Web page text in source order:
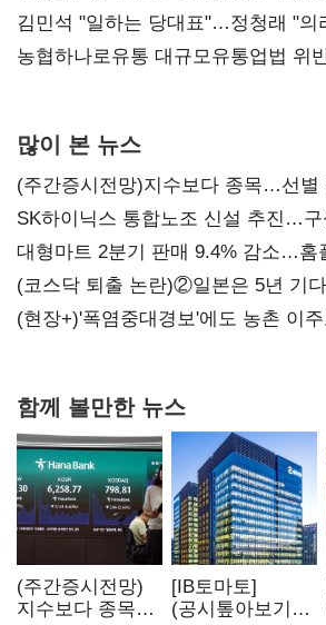
통감"
김민석 "일하는 당대표"…정청래 "의
농협하나로유통 대규모유통업법 위
많이 본 뉴스
(주간증시전망)지수보다 종목…선별
SK하이닉스 통합노조 신설 추진…
불만 확산
대형마트 2분기 판매 9.4% 감소…홈
(코스닥 퇴출 논란)②일본은 5년 기
당장 퇴출?…시간만으론 부족한 코
(현장+)'폭염중대경보'에도 농촌 이
함께 볼만한 뉴스
(주간증시전망)
지수보다 종목…
[IB토마토]
(공시톺아보기)